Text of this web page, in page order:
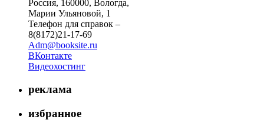
Россия, 160000, Вологда,
Марии Ульяновой, 1
Телефон для справок –
8(8172)21-17-69
Adm@booksite.ru
ВКонтакте
Видеохостинг
реклама
избранное